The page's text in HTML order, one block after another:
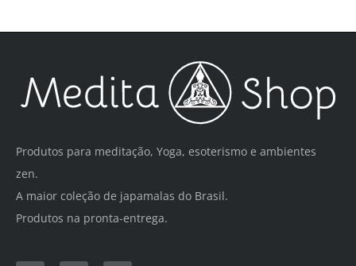
Produtos para meditação, Yoga, esoterismo e ambientes
zen.
A maior coleção de japamalas do Brasil.
Produtos na pronta-entrega.